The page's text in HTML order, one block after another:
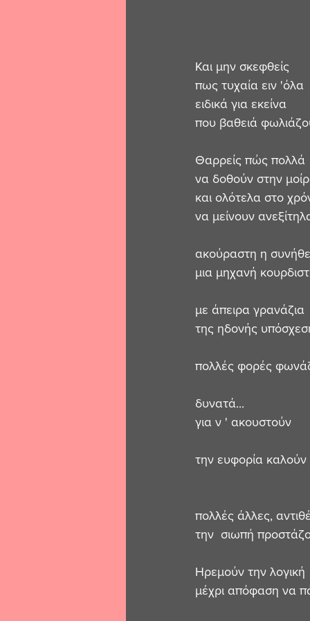
Και μην σκεφθείς
πως τυχαία ειν 'όλα
ειδικά για εκείνα
που βαθειά
Θαρρείς πώς πολλά
να δοθούν στην
και ολότελα στο
να μείνουν
ακούραστη η
μια μηχανή
με άπειρα γρανάζια
της ηδονής
πολλές φορές
δυνατά...
για ν ' ακουστούν
την ευφορία καλούν
πολλές άλλες,
την  σιωπή
Ηρεμούν την λογική
μέχρι απόφαση να